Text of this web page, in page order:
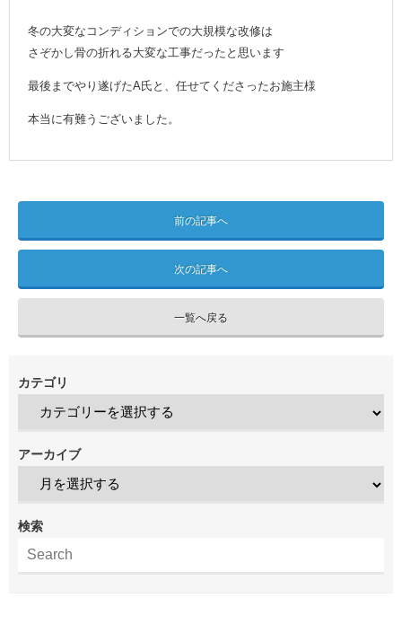
冬の大変なコンディションでの大規模な改修は
さぞかし骨の折れる大変な工事だったと思います
最後までやり遂げたA氏と、任せてくださったお施主様
本当に有難うございました。
前の記事へ
次の記事へ
一覧へ戻る
カテゴリ
アーカイブ
検索